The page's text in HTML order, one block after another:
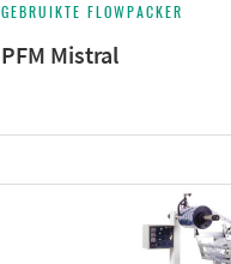
GEBRUIKTE FLOWPACKER
PFM Mistral